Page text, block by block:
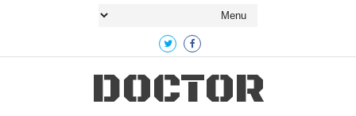
DOCTOR